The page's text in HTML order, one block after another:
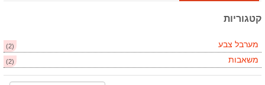
קטגוריות
מערבל צבע (2)
משאבות (2)